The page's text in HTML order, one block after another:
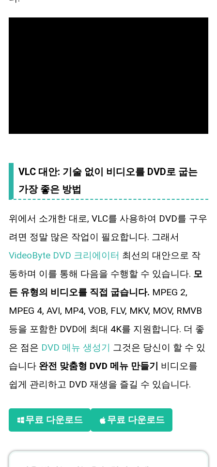
VLC 대안: 기술 없이 비디오를 DVD로 굽는
가장 좋은 방법
위에서 소개한 대로, VLC를 사용하여 DVD를 구우
려면 정말 많은 작업이 필요합니다. 그래서
VideoByte DVD 크리에이터 최선의 대안으로 작
동하며 이를 통해 다음을 수행할 수 있습니다. 모
든 유형의 비디오를 직접 굽습니다. MPEG 2,
MPEG 4, AVI, MP4, VOB, FLV, MKV, MOV, RMVB
등을 포함한 DVD에 최대 4K를 지원합니다. 더 좋
은 점은 DVD 메뉴 생성기 그것은 당신이 할 수 있
습니다 완전 맞춤형 DVD 메뉴 만들기
비디오를
쉽게 관리하고 DVD 재생을 즐길 수 있습니다.
무료 다운로드 무료 다운로드